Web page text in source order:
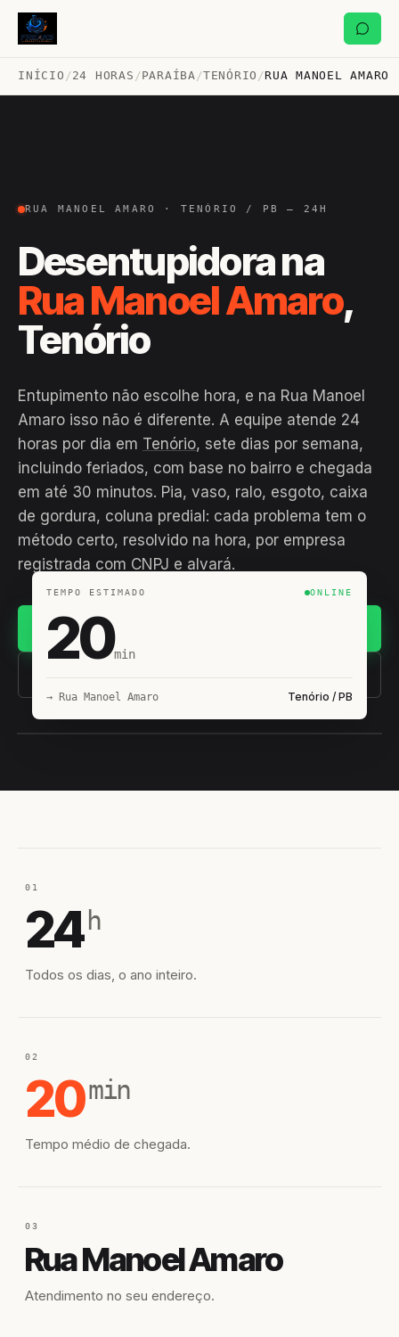
INÍCIO /24 HORAS /PARAÍBA /TENÓRIO /RUA MANOEL AMARO
RUA MANOEL AMARO · TENÓRIO / PB — 24H
Desentupidora na
Rua Manoel Amaro,
Tenório
Entupimento não escolhe hora, e na Rua Manoel
Amaro isso não é diferente. A equipe atende 24
horas por dia em Tenório, sete dias por semana,
incluindo feriados, com base no bairro e chegada
em até 30 minutos. Pia, vaso, ralo, esgoto, caixa
de gordura, coluna predial: cada problema tem o
método certo, resolvido na hora, por empresa
registrada com CNPJ e alvará.
(11) 93407-8838
TEMPO ESTIMADO ONLINE
20min
→ Rua Manoel Amaro Tenório / PB
01
24 h
Todos os dias, o ano inteiro.
02
20min
Tempo médio de chegada.
03
Rua Manoel Amaro
Atendimento no seu endereço.